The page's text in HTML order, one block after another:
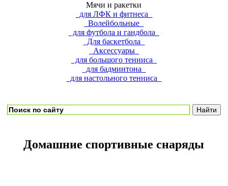
Мячи и ракетки
для ЛФК и фитнеса
Волейбольные
для футбола и гандбола
Для баскетбола
Аксессуары
для большого тенниса
для бадминтона
для настольного тенниса
Домашние спортивные снаряды